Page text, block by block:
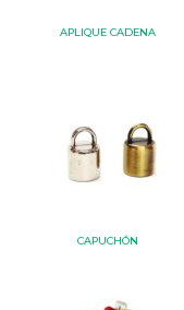
APLIQUE CADENA
CAPUCHÓN